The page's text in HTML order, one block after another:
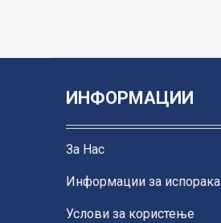
ИНФОРМАЦИИ
За Нас
Информации за испорака
Услови за користење